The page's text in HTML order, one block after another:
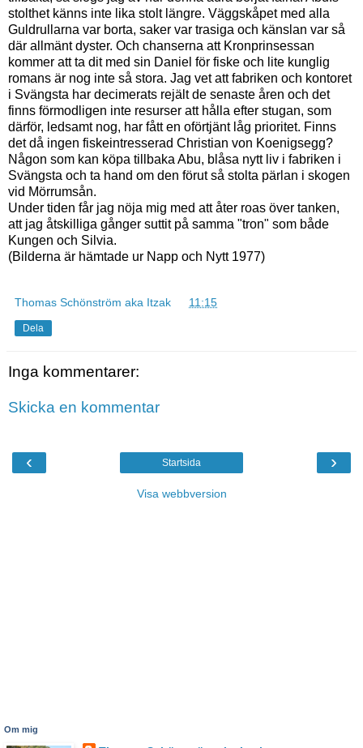
stolthet känns inte lika stolt längre. Väggskåpet med alla
Guldrullarna var borta, saker var trasiga och känslan var så
där allmänt dyster. Och chanserna att Kronprinsessan
kommer att ta dit med sin Daniel för fiske och lite kunglig
romans är nog inte så stora. Jag vet att fabriken och kontoret
i Svängsta har decimerats rejält de senaste åren och det
finns förmodligen inte resurser att hålla efter stugan, som
därför, ledsamt nog, har fått en oförtjänt låg prioritet. Finns
det då ingen fiskeintresserad Christian von Koenigsegg?
Någon som kan köpa tillbaka Abu, blåsa nytt liv i fabriken i
Svängsta och ta hand om den förut så stolta pärlan i skogen
vid Mörrumsån.
Under tiden får jag nöja mig med att åter roas över tanken,
att jag åtskilliga gånger suttit på samma "tron" som både
Kungen och Silvia.
(Bilderna är hämtade ur Napp och Nytt 1977)
Thomas Schönström aka Itzak 11:15
Dela
Inga kommentarer:
Skicka en kommentar
‹ ›
Startsida
Visa webbversion
Om mig